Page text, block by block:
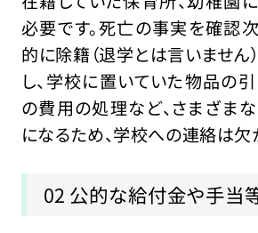
必要です。死亡の事実を確認
的に除籍（退学とは言いません
し、学校に置いていた物品の
の費用の処理など、さまざま
になるため、学校への連絡は欠
02 公的な給付金や手当